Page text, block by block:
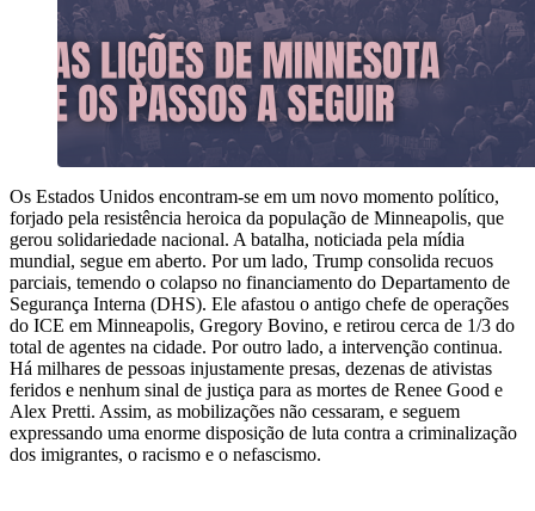
Os Estados Unidos encontram-se em um novo momento político,
forjado pela resistência heroica da população de Minneapolis, que
gerou solidariedade nacional. A batalha, noticiada pela mídia
mundial, segue em aberto. Por um lado, Trump consolida recuos
parciais, temendo o colapso no financiamento do Departamento de
Segurança Interna (DHS). Ele afastou o antigo chefe de operações
do ICE em Minneapolis, Gregory Bovino, e retirou cerca de 1/3 do
total de agentes na cidade. Por outro lado, a intervenção continua.
Há milhares de pessoas injustamente presas, dezenas de ativistas
feridos e nenhum sinal de justiça para as mortes de Renee Good e
Alex Pretti. Assim, as mobilizações não cessaram, e seguem
expressando uma enorme disposição de luta contra a criminalização
dos imigrantes, o racismo e o nefascismo.